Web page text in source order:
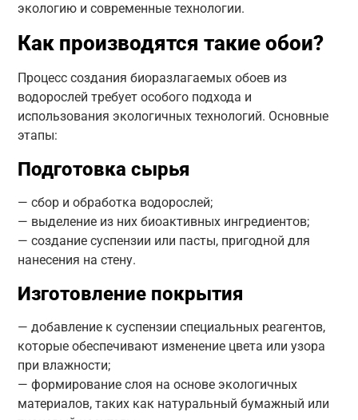
экологию и современные технологии.
Как производятся такие обои?
Процесс создания биоразлагаемых обоев из
водорослей требует особого подхода и
использования экологичных технологий. Основные
этапы:
Подготовка сырья
— сбор и обработка водорослей;
— выделение из них биоактивных ингредиентов;
— создание суспензии или пасты, пригодной для
нанесения на стену.
Изготовление покрытия
— добавление к суспензии специальных реагентов,
которые обеспечивают изменение цвета или узора
при влажности;
— формирование слоя на основе экологичных
материалов, таких как натуральный бумажный или